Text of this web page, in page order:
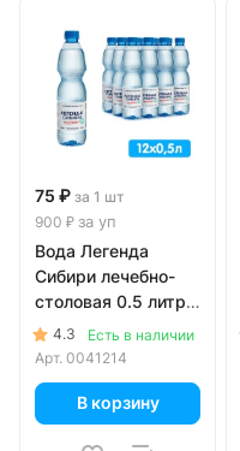
75 ₽ за 1 шт
900 ₽ за уп
Вода Легенда
Сибири лечебно-
столовая 0.5 литра,
без газа, пэт, 12 шт.
в уп.
4.3
Есть в наличии
Арт. 0041214
В корзину